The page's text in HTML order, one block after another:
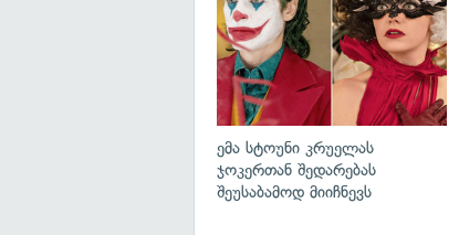
ემა სტოუნი კრუელას
ჯოკერთან შედარებას
შეუსაბამოდ მიიჩნევს